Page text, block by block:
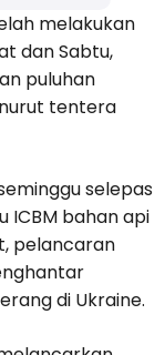
melakukan
dan Sabtu,
puluhan
tentera
selepas
ICBM bahan api
pelancaran
di Ukraine.